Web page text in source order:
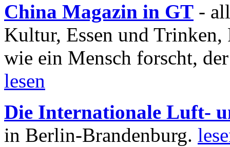
China Magazin in GT -
Kultur, Essen und
wie ein Mensch forscht,
lesen
Die Internationale Luft-
in Berlin-Brandenburg.